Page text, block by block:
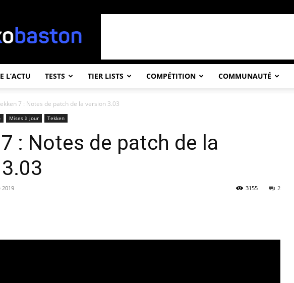
L’ACTU TESTS TIER LISTS COMPÉTITION COMMUNAUTÉ
7 : Notes de patch de la version 3.03
Mises à jour Tekken
: Notes de patch de la
2019 2
3155